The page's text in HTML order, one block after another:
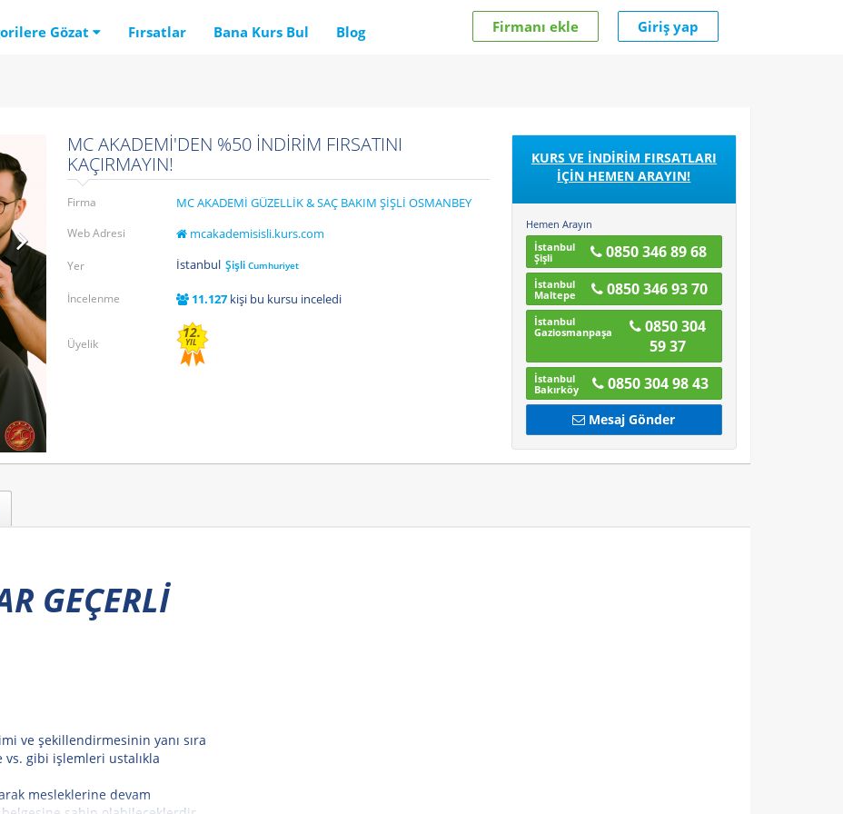
Gözat Fırsatlar Bana Kurs Bul Blog Giriş yap
Firmanı ekle
MC AKADEMİ'DEN %50 İNDİRİM FIRSATINI
KAÇIRMAYIN!
Firma MC AKADEMİ GÜZELLİK & SAÇ BAKIM ŞİŞLİ OSMANBEY
Web Adresi mcakademisisli.kurs.com
Yer İstanbul Şişli Cumhuriyet
İncelenme 11.127 kişi bu kursu inceledi
Üyelik
12.
YIL
KURS VE İNDİRİM FIRSATLARI
İÇİN HEMEN ARAYIN!
Hemen Arayın
İstanbul
Şişli
0850 346 89 68
İstanbul
Maltepe
0850 346 93 70
İstanbul
Gaziosmanpaşa
0850 304
59 37
İstanbul
Bakırköy
0850 304 98 43
Mesaj Gönder
GEÇERLİ
ve şekillendirmesinin yanı sıra
vs. gibi işlemleri ustalıkla
mesleklerine devam